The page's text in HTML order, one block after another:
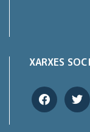
XARXES
facebooktwitter